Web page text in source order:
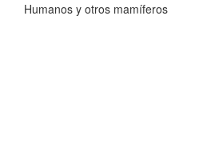
Humanos y otros mamíferos